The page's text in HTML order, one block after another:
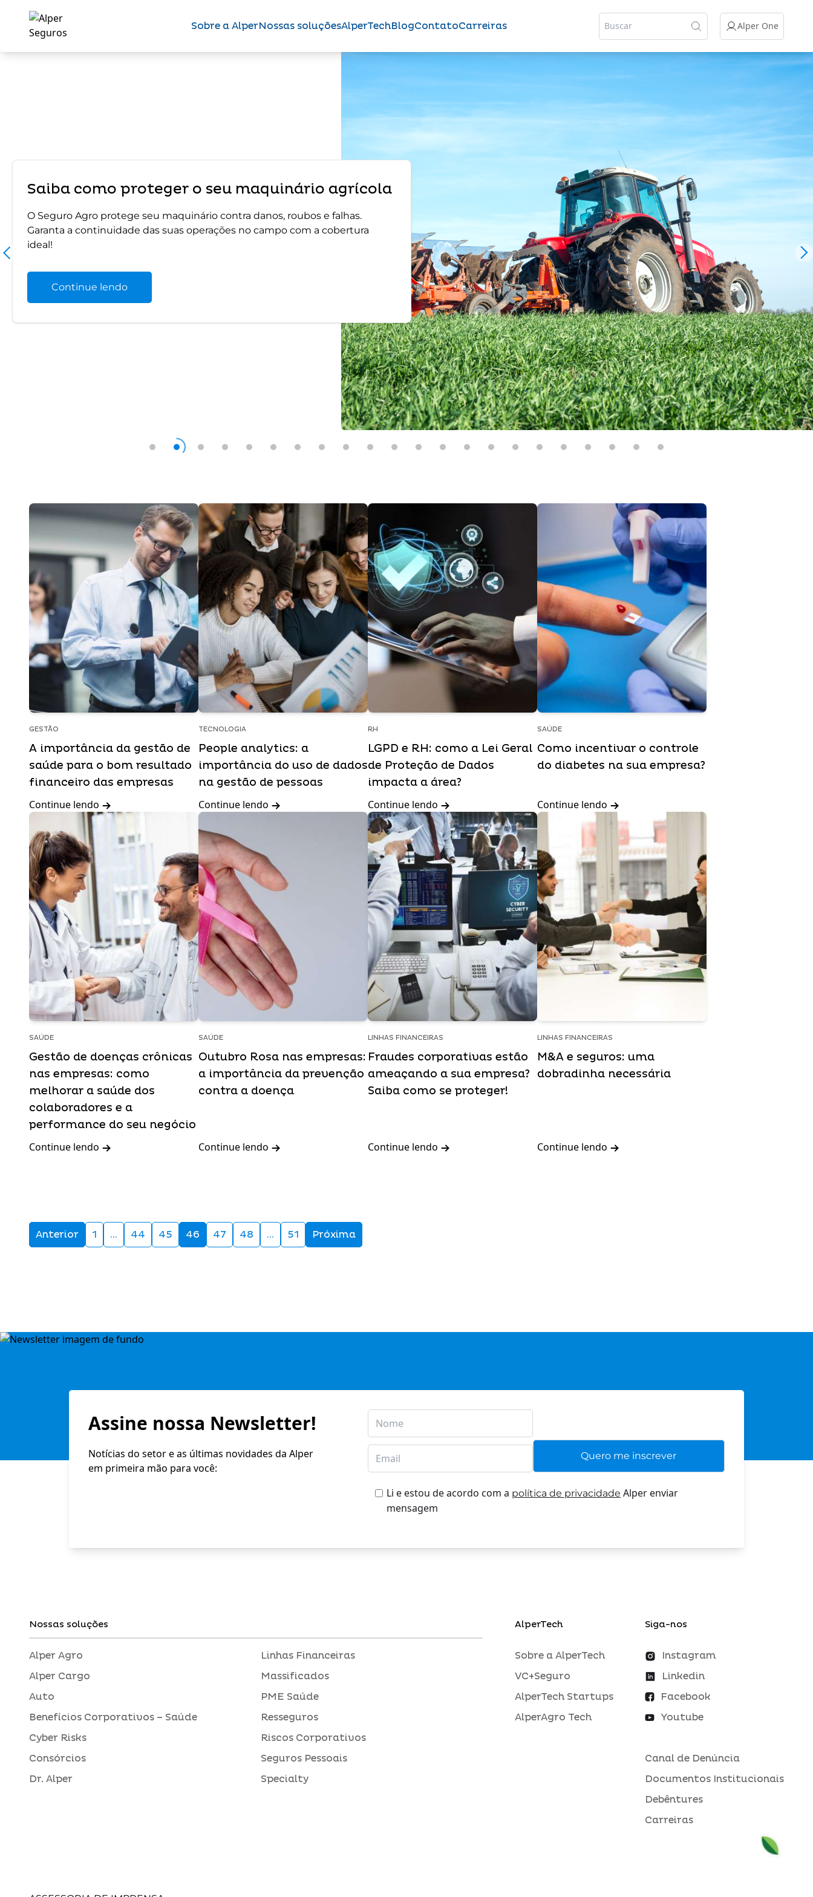
Sobre a AlperNossas soluçõesAlperTechBlogContatoCarreiras Alper One
Saiba como proteger o seu maquinário agrícola
O Seguro Agro protege seu maquinário contra danos, roubos e falhas.
Garanta a continuidade das suas operações no campo com a cobertura
ideal!
Continue lendo
GESTÃO
A importância da gestão de
saúde para o bom resultado
financeiro das empresas
Continue lendo
TECNOLOGIA
People analytics: a
importância do uso de dados
na gestão de pessoas
Continue lendo
RH
LGPD e RH: como a Lei Geral
de Proteção de Dados
impacta a área?
Continue lendo
SAÚDE
Como incentivar o controle
do diabetes na sua empresa?
Continue lendo
SAÚDE
Gestão de doenças crônicas
nas empresas: como
melhorar a saúde dos
colaboradores e a
performance do seu negócio
Continue lendo
SAÚDE
Outubro Rosa nas empresas:
a importância da prevenção
contra a doença
Continue lendo
LINHAS FINANCEIRAS
Fraudes corporativas estão
ameaçando a sua empresa?
Saiba como se proteger!
Continue lendo
LINHAS FINANCEIRAS
M&A e seguros: uma
dobradinha necessária
Continue lendo
Anterior 1 … 44 45 46 47 48 … 51 Próxima
Assine nossa Newsletter!
Notícias do setor e as últimas novidades da Alper
em primeira mão para você:
Li e estou de acordo com a política de privacidade Alper enviar
mensagem
Nossas soluções
Alper Agro
Alper Cargo
Auto
Benefícios Corporativos – Saúde
Cyber Risks
Consórcios
Dr. Alper
Linhas Financeiras
Massificados
PME Saúde
Resseguros
Riscos Corporativos
Seguros Pessoais
Specialty
AlperTech
Sobre a AlperTech
VC+Seguro
AlperTech Startups
AlperAgro Tech
Siga-nos
Instagram
Linkedin
Facebook
Youtube
Canal de Denúncia
Documentos Institucionais
Debêntures
Carreiras